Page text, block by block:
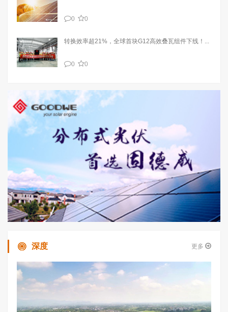
0 0
转换效率超21%，全球首块G12高效叠瓦组件下线！...
0 0
深度 更多